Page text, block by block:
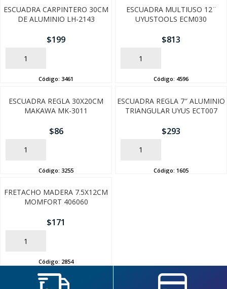
ESCUADRA CARPINTERO 30CM
DE ALUMINIO LH-2143
$199
AÑADIR
Código: 3461
ESCUADRA MULTIUSO 12¨
UYUSTOOLS ECM030
$813
AÑADIR
Código: 4596
ESCUADRA REGLA 30X20CM
MAKAWA MK-3011
$86
AÑADIR
Código: 3255
ESCUADRA REGLA 7″ ALUMINIO
TRIANGULAR UYUS ECT007
$293
AÑADIR
Código: 1605
FRETACHO MADERA 7.5X12CM
MOMFORT 406060
$171
AÑADIR
Código: 2854